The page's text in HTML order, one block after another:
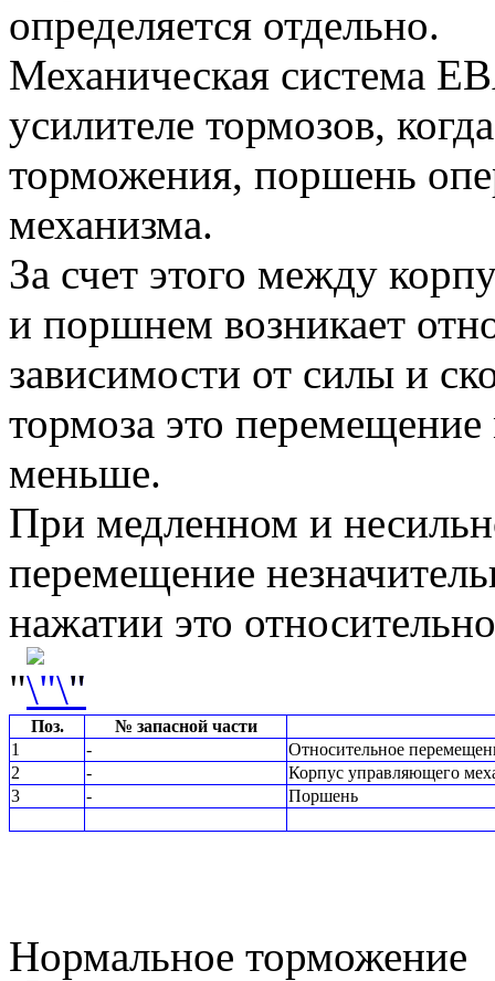
определяется отдельно.
Механическая система
усилителе тормозов,
торможения, поршень
механизма.
За счет этого между
и поршнем возникает
зависимости от силы и
тормоза это
меньше.
При медленном и
перемещение
нажатии это
"
"
Поз.
№ запасной части
1
-
Относительное
2
-
Корпус управляющего
3
- Поршень
Нормальное торможение